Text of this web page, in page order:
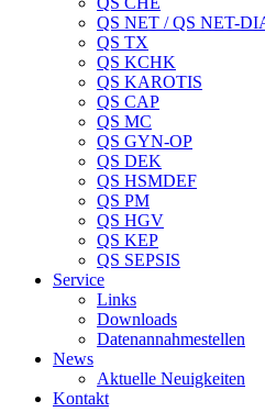
QS NET / QS NET-
QS TX
QS KCHK
QS KAROTIS
QS CAP
QS MC
QS GYN-OP
QS DEK
QS HSMDEF
QS PM
QS HGV
QS KEP
QS SEPSIS
Service
Links
Downloads
Datenannahmestellen
News
Aktuelle Neuigkeiten
Kontakt